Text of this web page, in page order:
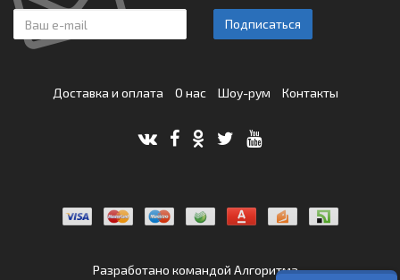
Подписаться
Доставка и оплата О нас Шоу-рум Контакты
Разработано командой Алгоритма